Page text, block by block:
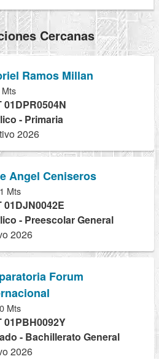
Cercanas
Ramos Millan
01DPR0504N
- Primaria
2026
Angel Ceniseros
Mts
01DJN0042E
- Preescolar General
2026
Forum
Mts
01PBH0092Y
- Bachillerato General
2026